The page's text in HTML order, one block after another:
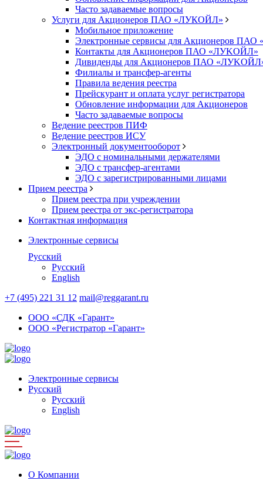
Часто задаваемые вопросы
Услуги для Акционеров ПАО «ЛУКОЙЛ»
Мобильное приложение
Электронные сервисы для Акционеров
Контакты для Акционеров ПАО «ЛУKOЙЛ»
Дивиденды для Акционеров ПАО
Филиалы и трансфер-агенты
Правила ведения реестра
Прейскурант и оплата услуг регистратора
Обновление информации для Акционеров
Часто задаваемые вопросы
Ведение реестров ПИФ
Ведение реестров ИСУ
Электронный документооборот
ЭДО с номинальными держателями
ЭДО с трансфер-агентами
ЭДО с зарегистрированными лицами
Прием реестра
Прием реестра при учреждении
Прием реестра от экс-регистратора
Контактная информация
Электронные сервисы
Русский
Русский
English
+7 (495) 221 31 12 mail@reggarant.ru
ООО «СДК «Гарант»
ООО «Регистратор «Гарант»
Электронные сервисы
Русский
Русский
English
О Компании